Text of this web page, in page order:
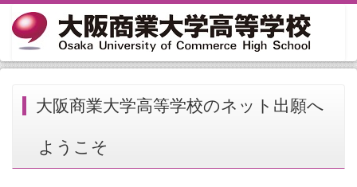
大阪商業大学高等学校のネット出願へ
ようこそ